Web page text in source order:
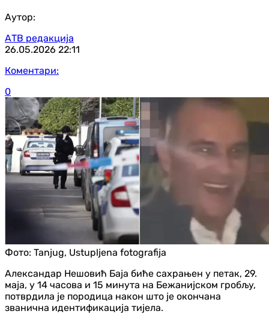
Аутор:
АТВ редакција
26.05.2026 22:11
Коментари:
0
Фото: Tanjug, Ustupljena fotografija
Александар Нешовић Баја биће сахрањен у петак, 29.
маја, у 14 часова и 15 минута на Бежанијском гробљу,
потврдила је породица након што је окончана
званична идентификација тијела.